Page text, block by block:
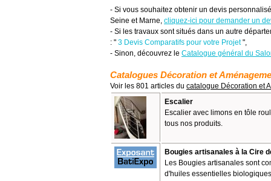
- Si vous souhaitez obtenir un devis
Seine et Marne, cliquez-ici pour demander un
- Si les travaux sont situés dans un autre
: " 3 Devis Comparatifs pour votre Projet",
- Sinon, découvrez le Catalogue général du
Catalogues Décoration et
Voir les 801 articles du catalogue Décoration et
Escalier
Escalier avec limons en tôle
tous nos produits.
Bougies artisanales à la Cire
Les Bougies artisanales sont
d'huiles essentielles